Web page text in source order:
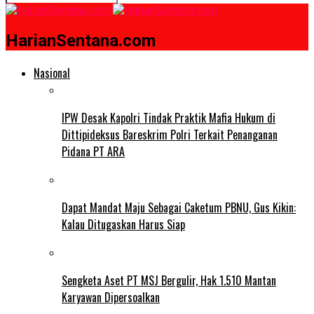
HarianSentana.com
Nasional
IPW Desak Kapolri Tindak Praktik Mafia Hukum di
Dittipideksus Bareskrim Polri Terkait Penanganan
Pidana PT ARA
Dapat Mandat Maju Sebagai Caketum PBNU, Gus Kikin:
Kalau Ditugaskan Harus Siap
Sengketa Aset PT MSJ Bergulir, Hak 1.510 Mantan
Karyawan Dipersoalkan